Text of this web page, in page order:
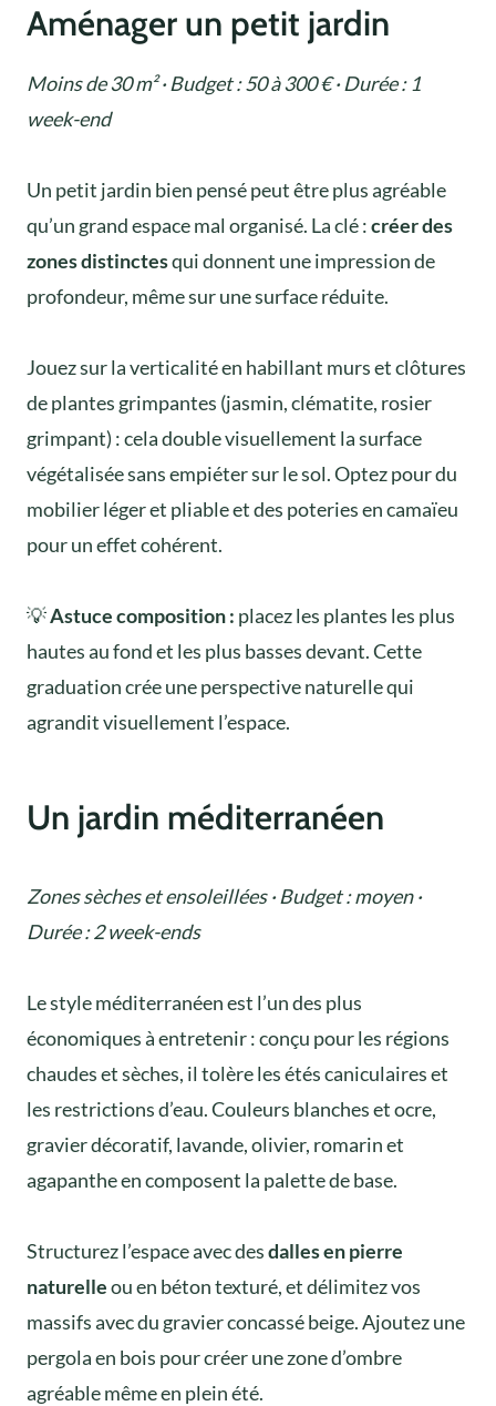
Aménager un petit jardin
Moins de 30 m² · Budget : 50 à 300 € · Durée : 1
week-end
Un petit jardin bien pensé peut être plus agréable
qu’un grand espace mal organisé. La clé :créer des
zones distinctesqui donnent une impression de
profondeur, même sur une surface réduite.
Jouez sur la verticalité en habillant murs et clôtures
de plantes grimpantes (jasmin, clématite, rosier
grimpant) : cela double visuellement la surface
végétalisée sans empiéter sur le sol. Optez pour du
mobilier léger et pliable et des poteries en camaïeu
pour un effet cohérent.
💡Astuce composition : placez les plantes les plus
hautes au fond et les plus basses devant. Cette
graduation crée une perspective naturelle qui
agrandit visuellement l’espace.
Un jardin méditerranéen
Zones sèches et ensoleillées · Budget : moyen ·
Durée : 2 week-ends
Le style méditerranéen est l’un des plus
économiques à entretenir : conçu pour les régions
chaudes et sèches, il tolère les étés caniculaires et
les restrictions d’eau. Couleurs blanches et ocre,
gravier décoratif, lavande, olivier, romarin et
agapanthe en composent la palette de base.
Structurez l’espace avec desdalles en pierre
naturelleou en béton texturé, et délimitez vos
massifs avec du gravier concassé beige. Ajoutez une
pergola en bois pour créer une zone d’ombre
agréable même en plein été.